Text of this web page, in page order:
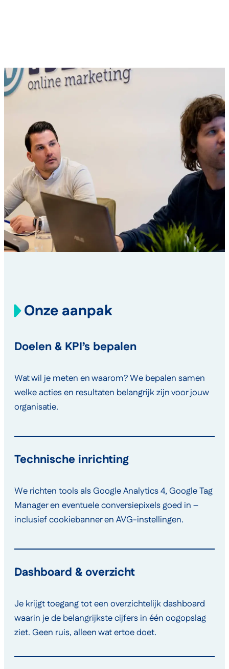
Onze aanpak
Doelen & KPI’s bepalen
Wat wil je meten en waarom? We bepalen samen
welke acties en resultaten belangrijk zijn voor jouw
organisatie.
Technische inrichting
We richten tools als Google Analytics 4, Google Tag
Manager en eventuele conversiepixels goed in –
inclusief cookiebanner en AVG-instellingen.
Dashboard & overzicht
Je krijgt toegang tot een overzichtelijk dashboard
waarin je de belangrijkste cijfers in één oogopslag
ziet. Geen ruis, alleen wat ertoe doet.